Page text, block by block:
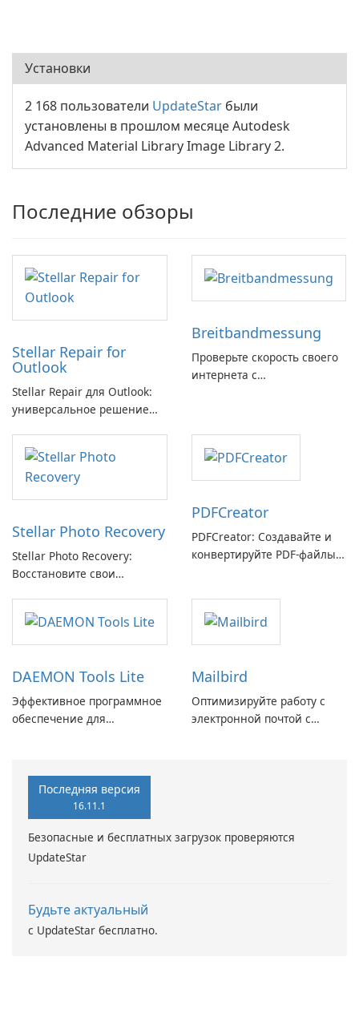
Установки
2 168 пользователи UpdateStar были
установлены в прошлом месяце Autodesk
Advanced Material Library Image Library 2.
Последние обзоры
Stellar Repair for
Outlook
Stellar Repair для Outlook:
универсальное решение
электронной почты
Breitbandmessung
Проверьте скорость своего
интернета с
Stellar Photo Recovery
Stellar Photo Recovery:
Восстановите свои
с легкостью
PDFCreator
PDFCreator: Создавайте и
конвертируйте PDF-файлы с
DAEMON Tools Lite
Эффективное программное
обеспечение для
Mailbird
Оптимизируйте работу с
электронной почтой с
Последняя версия
16.11.1
Безопасные и бесплатных загрузок проверяются
UpdateStar
Будьте актуальный
с UpdateStar бесплатно.